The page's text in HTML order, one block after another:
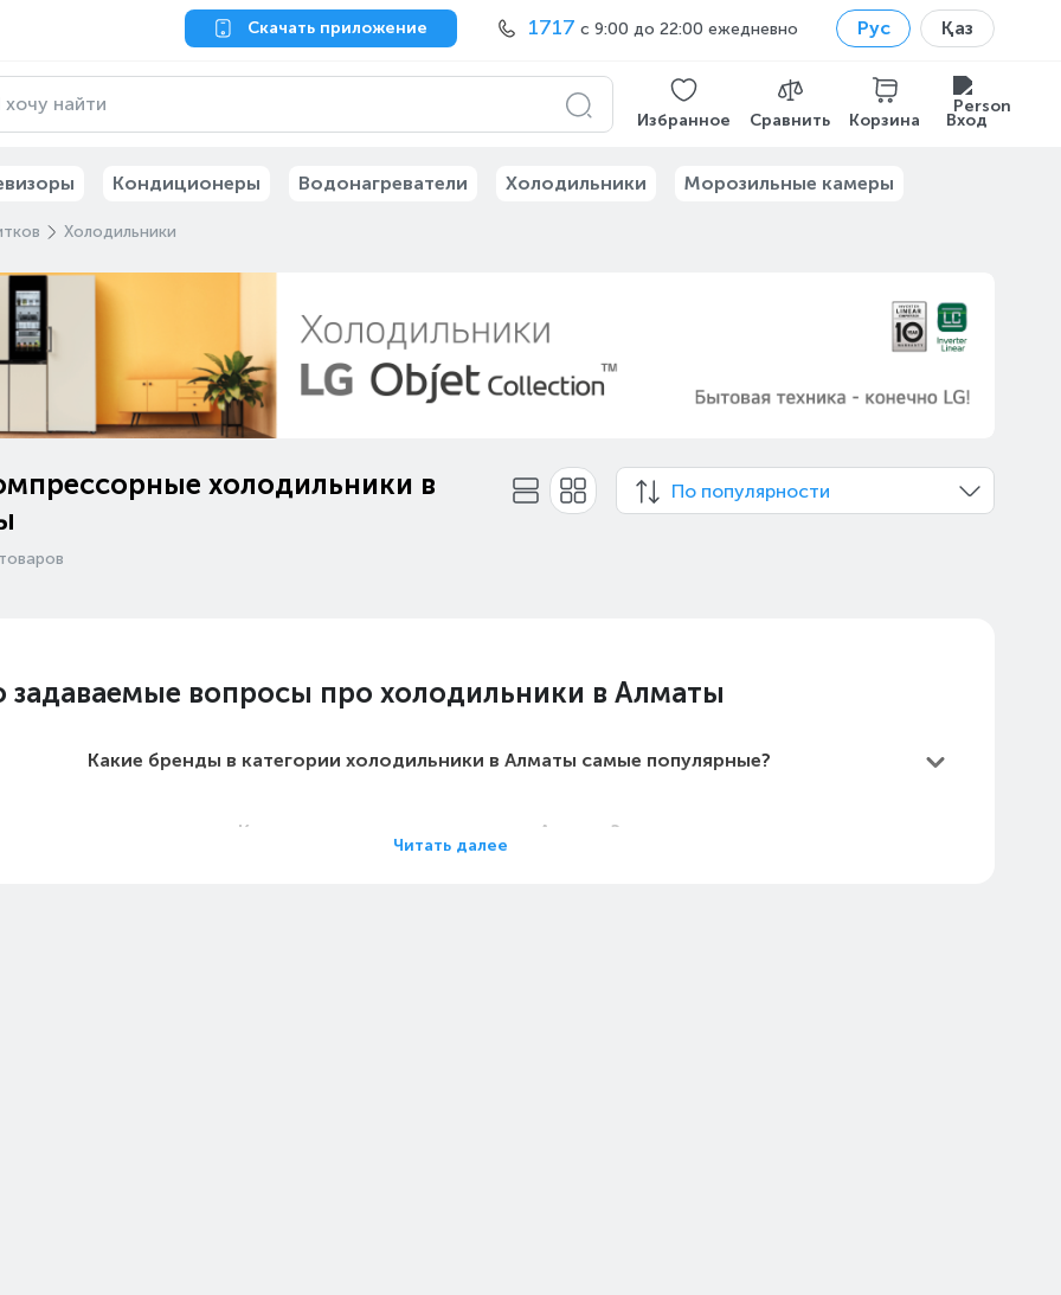
Скачать приложение 1717 с 9:00 до 22:00 ежедневно Рус Қаз
Избранное Сравнить Корзина Вход
Кондиционеры Водонагреватели Холодильники Морозильные камеры
Холодильники
холодильники в
По популярности
задаваемые вопросы про холодильники в Алматы
Какие бренды в категории холодильники в Алматы самые популярные?
Какие цены на холодильники в Алматы?
Читать далее